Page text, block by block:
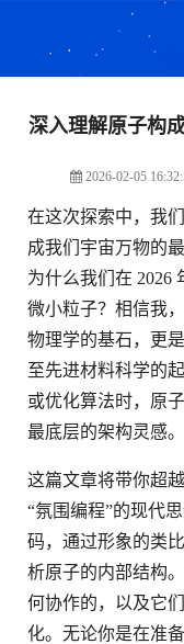
深入理解原子构
2026-02-05
在这次探索中，我
成我们宇宙万物的
为什么我们在 2026
微小粒子？相信我
物理学的基石，更
至先进材料科学的
或优化算法时，原
最底层的架构灵感。
这篇文章将带你超
“氛围编程”的现代
码，通过形象的类
析原子的内部结构
何协作的，以及它
化。无论你是在准